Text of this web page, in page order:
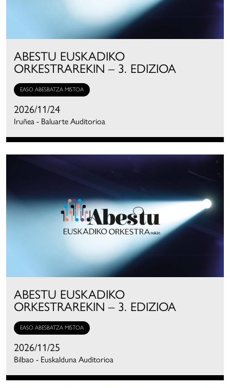
ABESTU EUSKADIKO
ORKESTRAREKIN – 3. EDIZIOA
EASO ABESBATZA MISTOA
2026/11/24
Iruñea - Baluarte Auditorioa
ABESTU EUSKADIKO
ORKESTRAREKIN – 3. EDIZIOA
EASO ABESBATZA MISTOA
2026/11/25
Bilbao - Euskalduna Auditorioa